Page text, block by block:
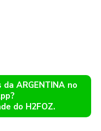
ARGENTINA no
do H2FOZ.